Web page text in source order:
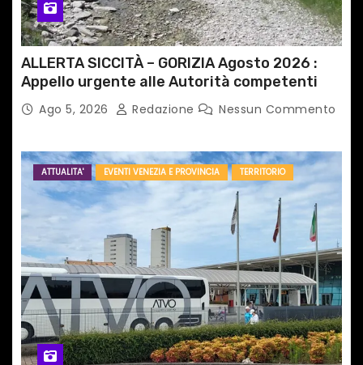
ALLERTA SICCITÀ – GORIZIA Agosto 2026 :
Appello urgente alle Autorità competenti
Ago 5, 2026 Redazione Nessun Commento
ATTUALITA' EVENTI VENEZIA E PROVINCIA TERRITORIO